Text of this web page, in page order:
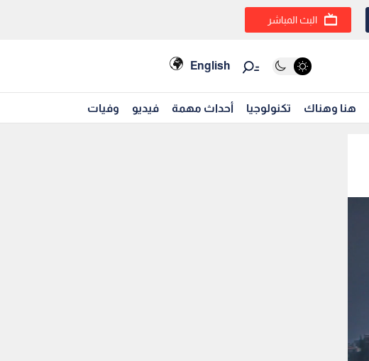
البث المباشر
English
هنا وهناك تكنولوجيا أحداث مهمة فيديو وفيات